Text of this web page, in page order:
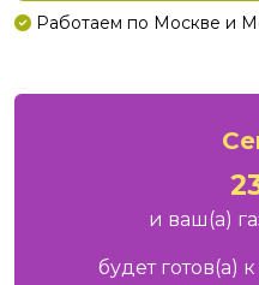
Работаем по Москве и
и ваш(а)
будет готов(а)